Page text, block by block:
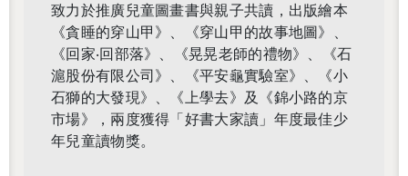
致力於推廣兒童圖畫書與親子共讀，出版繪本
《貪睡的穿山甲》、《穿山甲的故事地圖》、
《回家‧回部落》、《晃晃老師的禮物》、《石
滬股份有限公司》、《平安龜實驗室》、《小
石獅的大發現》、《上學去》及《錦小路的京
市場》，兩度獲得「好書大家讀」年度最佳少
年兒童讀物獎。